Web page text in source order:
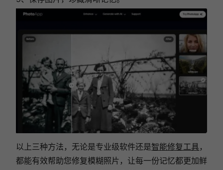
以上三种方法，无论是专业级软件还是智能修复工具 ，
都能有效帮助您修复模糊照片，让每一份记忆都更加鲜